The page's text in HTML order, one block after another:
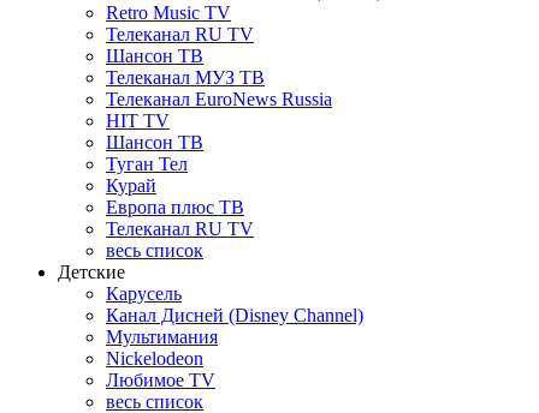
Retro Music TV
Телеканал RU TV
Шансон ТВ
Телеканал МУЗ ТВ
Телеканал EuroNews Russia
HIT TV
Шансон ТВ
Туган Тел
Курай
Европа плюс ТВ
Телеканал RU TV
весь список
Детские
Карусель
Канал Дисней (Disney Channel)
Мультимания
Nickelodeon
Любимое TV
весь список